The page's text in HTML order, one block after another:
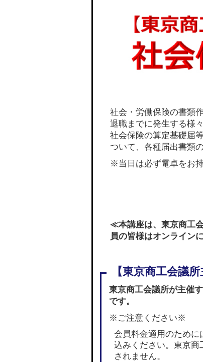
社会・労働保険の書類
退職までに発生する様
社会保険の算定基礎届
ついて、各種届出書類
※当日は必ず電卓をお持
≪本講座は、東京商工
員の皆様はオンライン
東京商工会議所が主催
です。
※ご注意ください※
会員料金適用のために
込みください。東京商
されません。